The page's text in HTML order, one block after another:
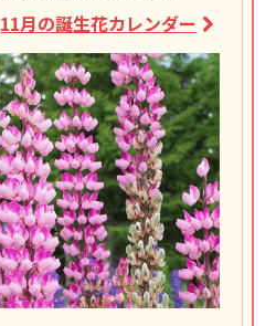
11月の誕生花カレンダー